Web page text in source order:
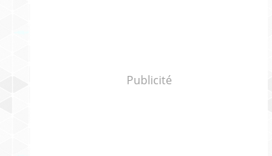
Publicité